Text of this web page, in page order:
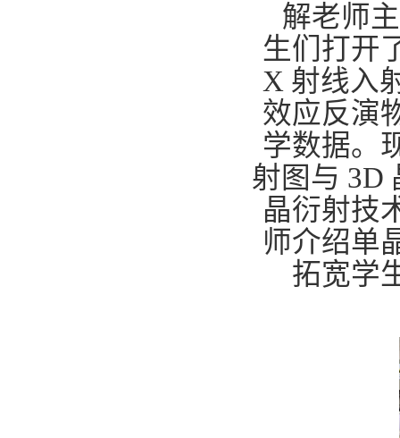
解老师
生们打开
X 射线入
效应反演
学数据。
射图与 3D
晶衍射技
师介绍单
拓宽学